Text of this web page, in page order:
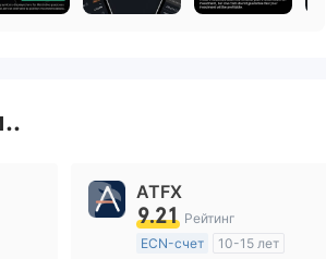
ATFX
9.21 Рейтинг
ECN-счет
10-15 лет